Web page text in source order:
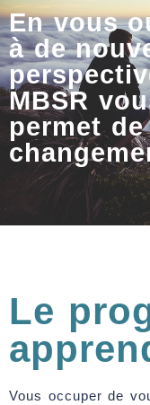
En vous
à de
MBSR
permet
Le
Vous occuper de